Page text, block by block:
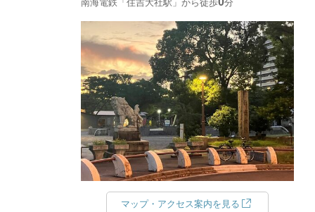
南海電鉄「住吉大社駅」から徒歩 分
マップ・アクセス案内を見る